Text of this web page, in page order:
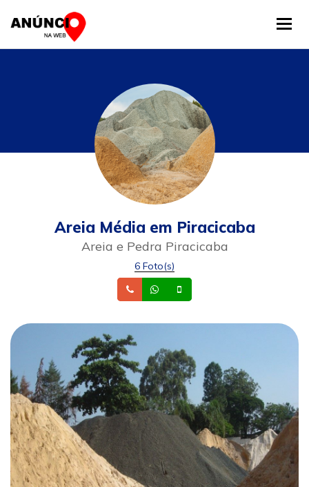
Areia Média em Piracicaba
Areia e Pedra Piracicaba
6 Foto(s)
TelefoneWhatsapp